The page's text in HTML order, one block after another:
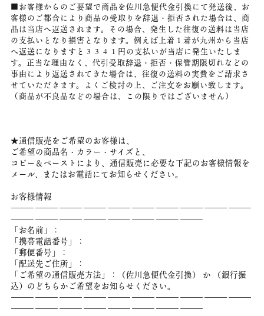
■お客様からのご要望で商品を佐川急便代金引換にて発送後、お
客様のご都合により商品の受取りを辞退・拒否された場合は、商
品は当店へ返送されます。その場合、発生した往復の送料は当店
の支払いとなり損害となります。例えば上着１着が九州から当店
へ返送になりますと３３４１円の支払いが当店に発生いたしま
す。正当な理由なく、代引受取辞退・拒否・保管期限切れなどの
事由により返送されてきた場合は、往復の送料の実費をご請求さ
せていただきます。よくご検討の上、ご注文をお願い致します。
（商品が不良品などの場合は、この限りではございません）
★通信販売をご希望のお客様は、
ご希望の商品名・カラー・サイズと、
コピー＆ペーストにより、通信販売に必要な下記のお客様情報を
メール、またはお電話にてお知らせください。
お客様情報
――――――――――――――――――――――――――――――
――――――――――――――――――――――――
「お名前」：
「携帯電話番号」：
「郵便番号」：
「配送先ご住所」：
「ご希望の通信販売方法」：（佐川急便代金引換） か （銀行振
込）のどちらかご希望をお知らせください。
――――――――――――――――――――――――――――――
――――――――――――――――――――――――